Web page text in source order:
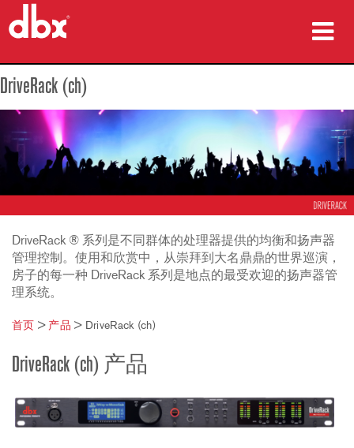
产品
案例研究
哪里购买
DriveRack (ch)
DriveRack ® 系列是不同群体的处理器提供的均衡和扬声器
管理控制。使用和欣赏中，从崇拜到大名鼎鼎的世界巡演，
房子的每一种 DriveRack 系列是地点的最受欢迎的扬声器管
理系统。
首页 >产品 > DriveRack (ch)
DriveRack (ch) 产品